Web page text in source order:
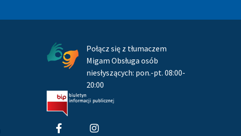
PozostałePołącz się z tłumaczem
Migam Obsługa osób
niesłyszących: pon.-pt. 08:00-
20:00
F
a
I
n